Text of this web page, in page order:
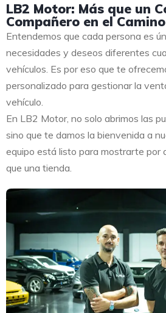
LB2 Motor: Más que un
Compañero en el Camino
Entendemos que cada persona es
necesidades y deseos diferentes
vehículos. Es por eso que te
personalizado para gestionar la
vehículo.
En LB2 Motor, no solo abrimos las
sino que te damos la bienvenida a
equipo está listo para mostrarte por
que una tienda.